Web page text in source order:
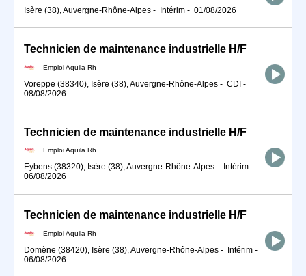
Isère (38), Auvergne-Rhône-Alpes - Intérim - 01/08/2026
Technicien de maintenance industrielle H/F
Emploi Aquila Rh
Voreppe (38340), Isère (38), Auvergne-Rhône-Alpes - CDI -
08/08/2026
Technicien de maintenance industrielle H/F
Emploi Aquila Rh
Eybens (38320), Isère (38), Auvergne-Rhône-Alpes - Intérim -
06/08/2026
Technicien de maintenance industrielle H/F
Emploi Aquila Rh
Domène (38420), Isère (38), Auvergne-Rhône-Alpes - Intérim -
06/08/2026